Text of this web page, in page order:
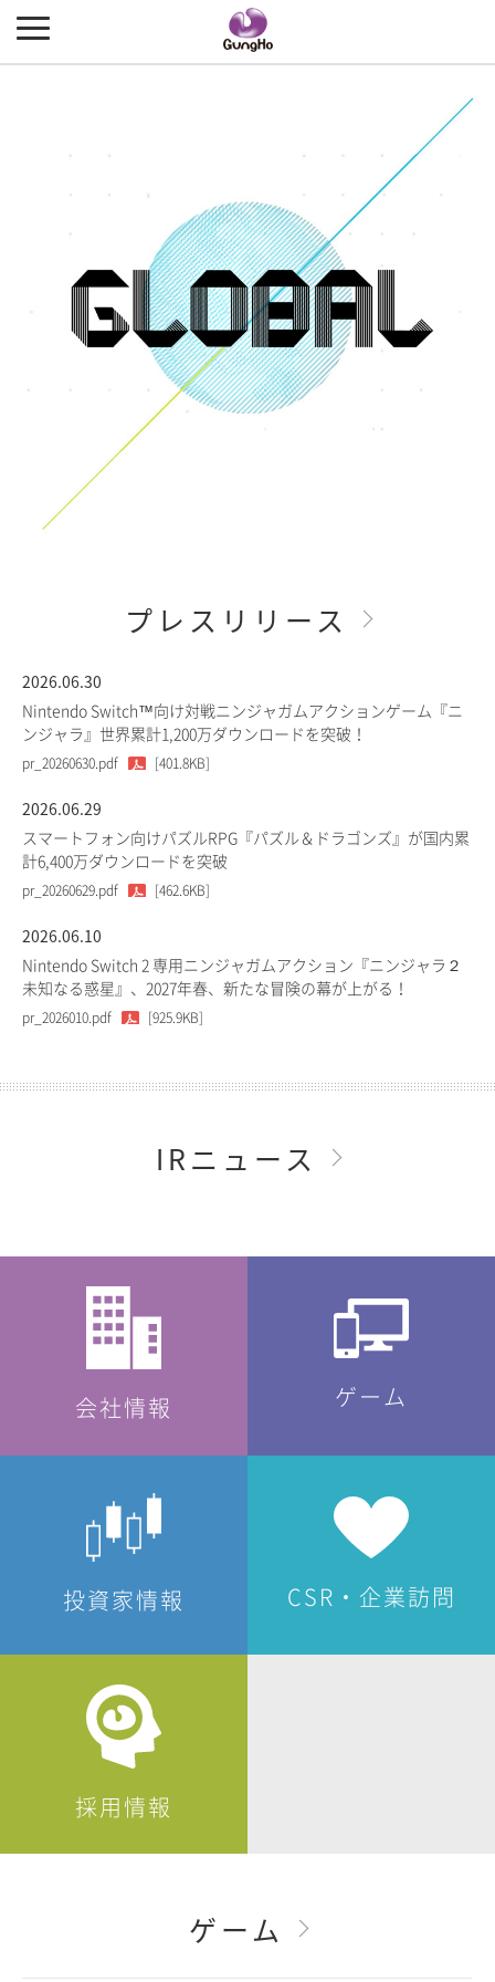
プレスリリース
2026.06.30
Nintendo Switch™向け対戦ニンジャガムアクションゲーム『ニ
ンジャラ』世界累計1,200万ダウンロードを突破！
pr_20260630.pdf [401.8KB]
2026.06.29
スマートフォン向けパズルRPG『パズル＆ドラゴンズ』が国内累
計6,400万ダウンロードを突破
pr_20260629.pdf [462.6KB]
2026.06.10
Nintendo Switch 2 専用ニンジャガムアクション『ニンジャラ２
未知なる惑星』、2027年春、新たな冒険の幕が上がる！
pr_2026010.pdf [925.9KB]
IRニュース
会社情報
ゲーム
投資家情報 CSR・企業訪問
採用情報
ゲーム